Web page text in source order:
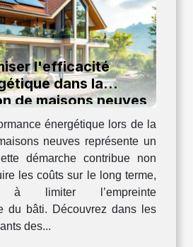
l'efficacité
dans la
de maisons neuves
énergétique lors de la
neuves représente un
démarche contribue non
les coûts sur le long terme,
limiter l’empreinte
du bâti. Découvrez dans les
des...